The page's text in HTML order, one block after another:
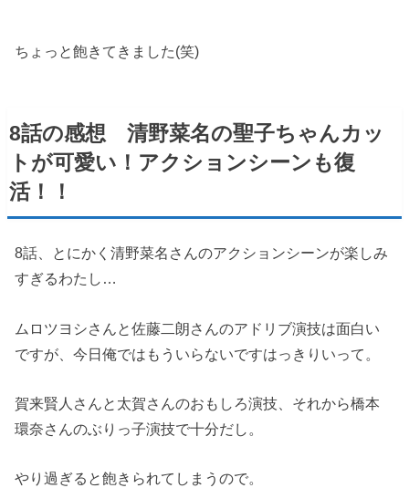
ちょっと飽きてきました(笑)
8話の感想 清野菜名の聖子ちゃんカッ
トが可愛い！アクションシーンも復
活！！
8話、とにかく清野菜名さんのアクションシーンが楽しみ
すぎるわたし…
ムロツヨシさんと佐藤二朗さんのアドリブ演技は面白い
ですが、今日俺ではもういらないですはっきりいって。
賀来賢人さんと太賀さんのおもしろ演技、それから橋本
環奈さんのぶりっ子演技で十分だし。
やり過ぎると飽きられてしまうので。